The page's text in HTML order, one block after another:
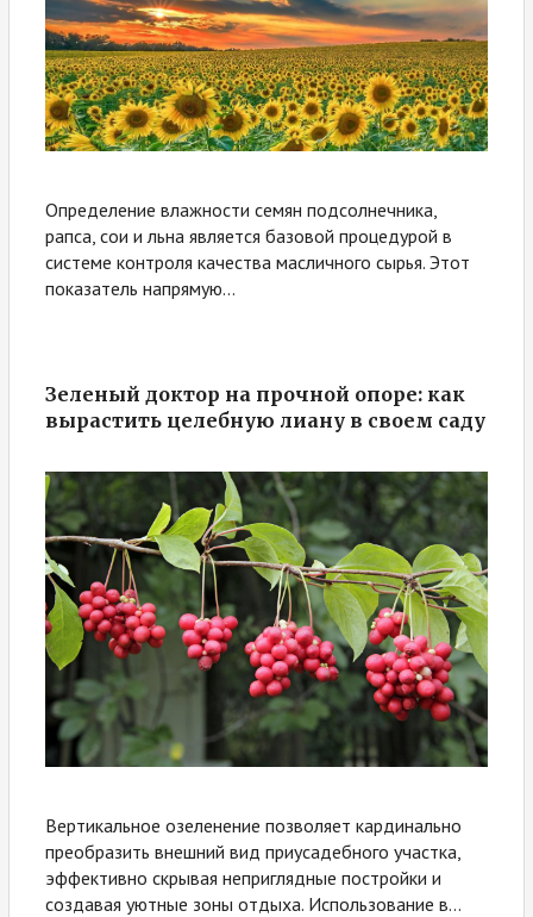
Определение влажности семян подсолнечника,
рапса, сои и льна является базовой процедурой в
системе контроля качества масличного сырья. Этот
показатель напрямую...
Зеленый доктор на прочной опоре: как
вырастить целебную лиану в своем саду
Вертикальное озеленение позволяет кардинально
преобразить внешний вид приусадебного участка,
эффективно скрывая неприглядные постройки и
создавая уютные зоны отдыха. Использование в...